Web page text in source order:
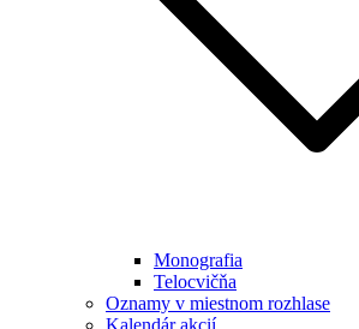
Monografia
Telocvičňa
Oznamy v miestnom rozhlase
Kalendár akcií